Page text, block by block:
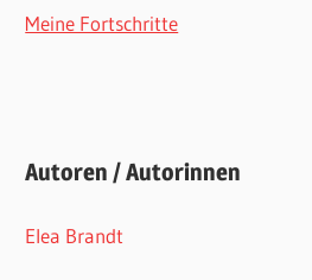
Meine Fortschritte
Autoren / Autorinnen
Elea Brandt